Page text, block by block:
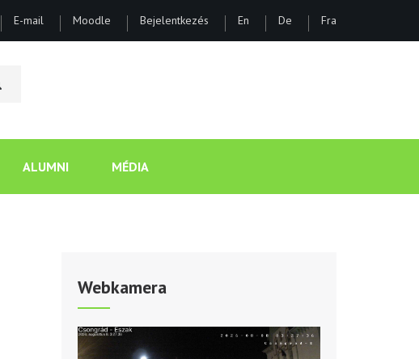
E-mail Moodle Bejelentkezés En De Fra
ALUMNI MÉDIA
Webkamera